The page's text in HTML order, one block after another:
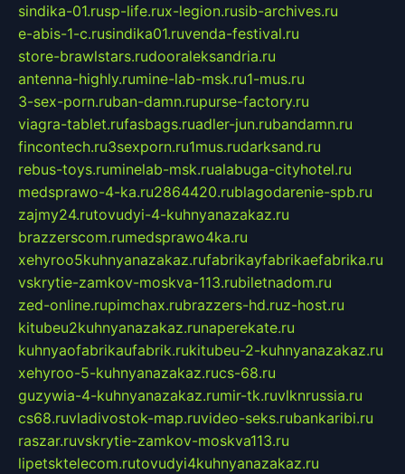
sindika-01.rusp-life.rux-legion.rusib-archives.ru
e-abis-1-c.rusindika01.ruvenda-festival.ru
store-brawlstars.rudooraleksandria.ru
antenna-highly.rumine-lab-msk.ru1-mus.ru
3-sex-porn.ruban-damn.rupurse-factory.ru
viagra-tablet.rufasbags.ruadler-jun.rubandamn.ru
fincontech.ru3sexporn.ru1mus.rudarksand.ru
rebus-toys.ruminelab-msk.rualabuga-cityhotel.ru
medsprawo-4-ka.ru2864420.rublagodarenie-spb.ru
zajmy24.rutovudyi-4-kuhnyanazakaz.ru
brazzerscom.rumedsprawo4ka.ru
xehyroo5kuhnyanazakaz.rufabrikayfabrikaefabrika.ru
vskrytie-zamkov-moskva-113.rubiletnadom.ru
zed-online.rupimchax.rubrazzers-hd.ruz-host.ru
kitubeu2kuhnyanazakaz.runaperekate.ru
kuhnyaofabrikaufabrik.rukitubeu-2-kuhnyanazakaz.ru
xehyroo-5-kuhnyanazakaz.rucs-68.ru
guzywia-4-kuhnyanazakaz.rumir-tk.ruvlknrussia.ru
cs68.ruvladivostok-map.ruvideo-seks.rubankaribi.ru
raszar.ruvskrytie-zamkov-moskva113.ru
lipetsktelecom.rutovudyi4kuhnyanazakaz.ru